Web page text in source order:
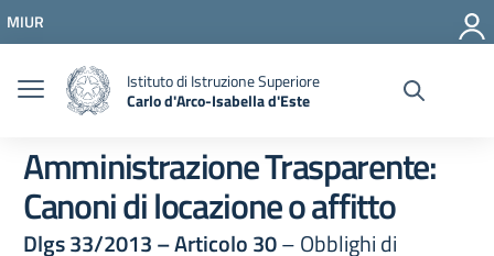
Vai al menu di navigazione
Vai al footer
MIUR
Istituto di Istruzione Superiore
Carlo d'Arco-Isabella d'Este
Amministrazione Trasparente:
Canoni di locazione o affitto
Dlgs 33/2013 – Articolo 30– Obblighi di